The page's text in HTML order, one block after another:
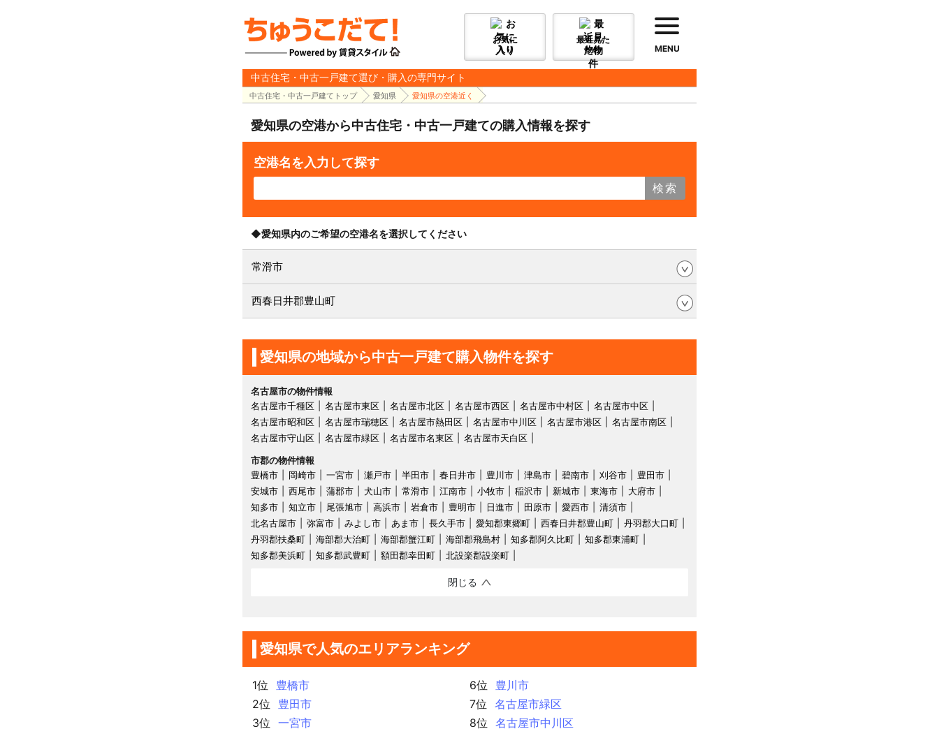
お気に
入り
最近見た
物件
MENU
中古住宅・中古一戸建て選び・購入の専門サイト
中古住宅・中古一戸建てトップ 愛知県 愛知県の空港近く
愛知県の空港から中古住宅・中古一戸建ての購入情報を探す
空港名を入力して探す
検索
◆愛知県内のご希望の空港名を選択してください
常滑市
西春日井郡豊山町
愛知県の地域から中古一戸建て購入物件を探す
名古屋市の物件情報
名古屋市千種区
名古屋市東区 名古屋市北区 名古屋市西区 名古屋市中村区
名古屋市中区
名古屋市昭和区
名古屋市瑞穂区 名古屋市熱田区 名古屋市中川区 名古屋市港区
名古屋市南区
名古屋市守山区
名古屋市緑区 名古屋市名東区
名古屋市天白区
市郡の物件情報
豊橋市
岡崎市 一宮市 瀬戸市 半田市 春日井市 豊川市 津島市 碧南市 刈谷市
豊田市
安城市
西尾市 蒲郡市 犬山市 常滑市 江南市 小牧市 稲沢市 新城市 東海市
大府市
知多市
知立市 尾張旭市 高浜市 岩倉市 豊明市 日進市 田原市 愛西市
清須市
北名古屋市
弥富市 みよし市 あま市 長久手市 愛知郡東郷町 西春日井郡豊山町
丹羽郡大口町
丹羽郡扶桑町
海部郡大治町 海部郡蟹江町 海部郡飛島村 知多郡阿久比町
知多郡東浦町
知多郡美浜町
知多郡武豊町 額田郡幸田町 北設楽郡設楽町
閉じる
愛知県で人気のエリアランキング
1位
豊橋市
2位
豊田市
3位
一宮市
6位
豊川市
7位
名古屋市緑区
8位
名古屋市中川区